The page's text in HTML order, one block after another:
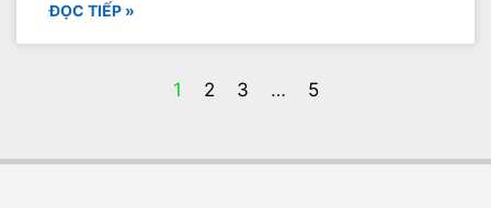
ĐỌC TIẾP »
1 2 3 … 5